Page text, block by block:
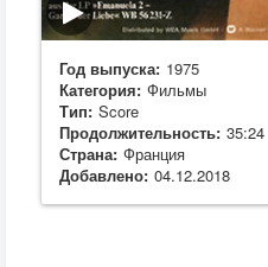
Год выпуска: 1975
Категория: Фильмы
Тип: Score
Продолжительность: 35:24
Страна: Франция
Добавлено: 04.12.2018